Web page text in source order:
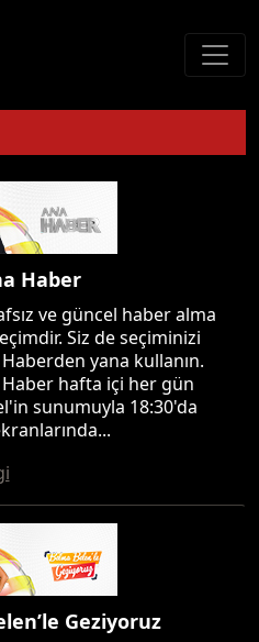
Haber
ve güncel haber alma
Siz de seçiminizi
yana kullanın.
Haber hafta içi her gün
sunumuyla 18:30'da
Geziyoruz